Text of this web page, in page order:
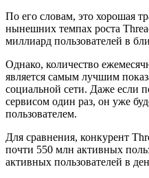
По его словам, это хорошая
нынешних темпах роста
миллиард пользователей в
Однако, количество
является самым лучшим
социальной сети. Даже если
сервисом один раз, он уже
пользователем.
Для сравнения, конкурент
почти 550 млн активных
активных пользователей в